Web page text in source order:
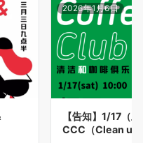
2026年1月6日
【告知】1/17（
CCC（Clean up